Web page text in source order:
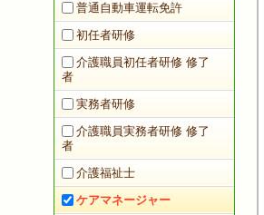
普通自動車運転免許
初任者研修
介護職員初任者研修 修了
者
実務者研修
介護職員実務者研修 修了
者
介護福祉士
ケアマネージャー